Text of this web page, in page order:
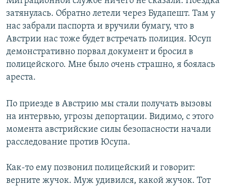
затянулась. Обратно летели через Будапешт. Там у
нас забрали паспорта и вручили бумагу, что в
Австрии нас тоже будет встречать полиция. Юсуп
демонстративно порвал документ и бросил в
полицейского. Мне было очень страшно, я боялась
ареста.
По приезде в Австрию мы стали получать вызовы
на интервью, угрозы депортации. Видимо, с этого
момента австрийские силы безопасности начали
расследование против Юсупа.
Как-то ему позвонил полицейский и говорит:
верните жучок. Муж удивился, какой жучок. Тот